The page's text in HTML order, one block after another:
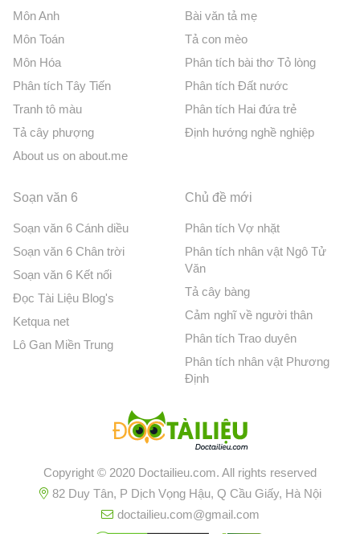
Môn Anh
Môn Toán
Môn Hóa
Phân tích Tây Tiến
Tranh tô màu
Tả cây phượng
About us on about.me
Bài văn tả mẹ
Tả con mèo
Phân tích bài thơ Tỏ lòng
Phân tích Đất nước
Phân tích Hai đứa trẻ
Định hướng nghề nghiệp
Soạn văn 6
Soạn văn 6 Cánh diều
Soạn văn 6 Chân trời
Soạn văn 6 Kết nối
Đọc Tài Liệu Blog's
Ketqua net
Lô Gan Miền Trung
Chủ đề mới
Phân tích Vợ nhặt
Phân tích nhân vật Ngô Tử
Văn
Tả cây bàng
Cảm nghĩ về người thân
Phân tích Trao duyên
Phân tích nhân vật Phương
Định
Copyright © 2020 Doctailieu.com. All rights reserved
82 Duy Tân, P Dịch Vọng Hậu, Q Cầu Giấy, Hà Nội
doctailieu.com@gmail.com